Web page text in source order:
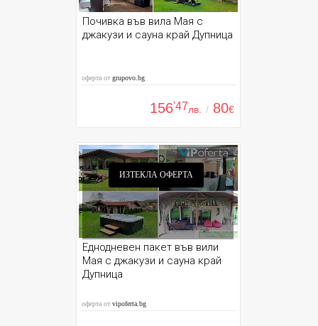
Почивка във вила Мая с
джакузи и сауна край Дупница
оферта отgrupovo.bg
156'47лв. / 80€
ИЗТЕКЛА ОФЕРТА
Еднодневен пакет във вили
Мая с джакузи и сауна край
Дупница
оферта отvipoferta.bg